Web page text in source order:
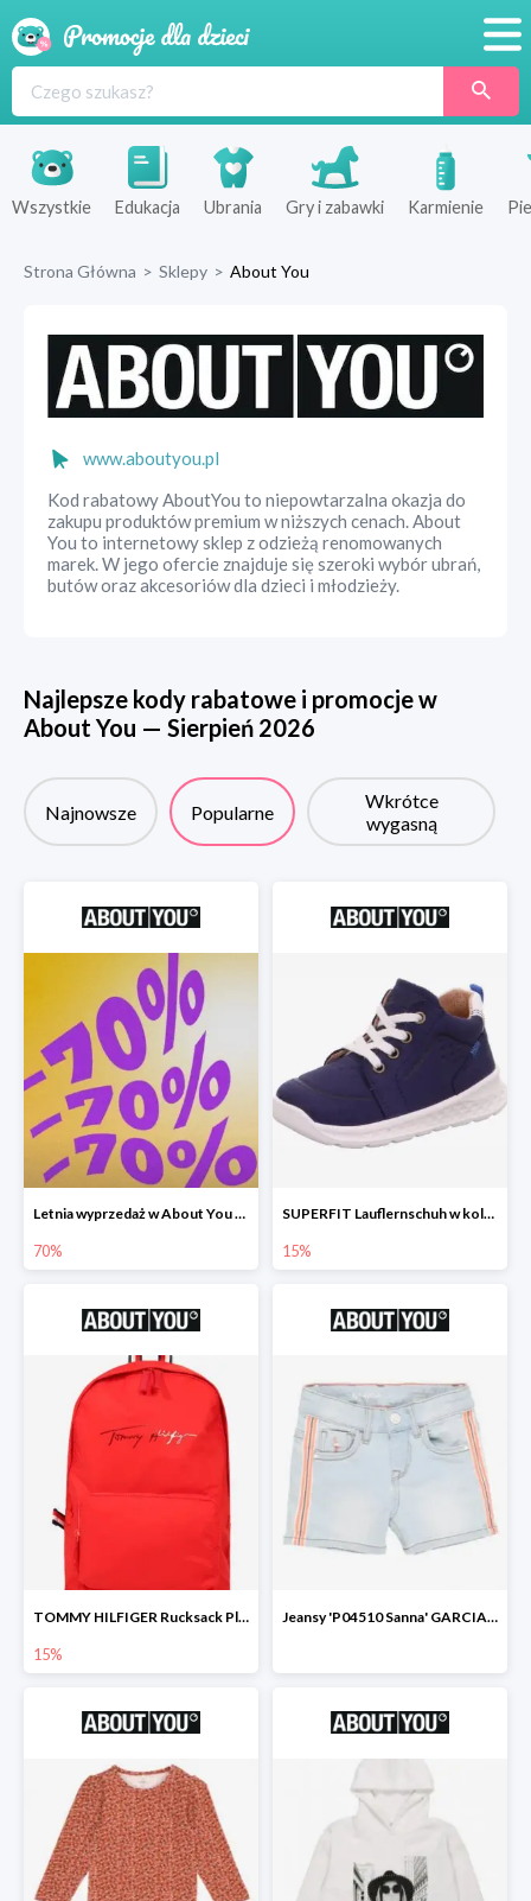
Produkty
Sklepy
Wszystkie Edukacja Ubrania Gry i zabawki Karmienie
Strona Główna > Sklepy > About You
www.aboutyou.pl
Kod rabatowy AboutYou to niepowtarzalna okazja do
zakupu produktów premium w niższych cenach. About
You to internetowy sklep z odzieżą renomowanych
marek. W jego ofercie znajduje się szeroki wybór ubrań,
butów oraz akcesoriów dla dzieci i młodzieży.
Najlepsze kody rabatowe i promocje w
About You — Sierpień 2026
Najnowsze Popularne
Wkrótce
wygasną
Letnia wyprzedaż w About You do -70%
70%
SUPERFIT Lauflernschuh w kolorze Niebieski -15%
15%
TOMMY HILFIGER Rucksack Plecak -15%
15%
Jeansy 'P04510 Sanna' GARCIA -69%